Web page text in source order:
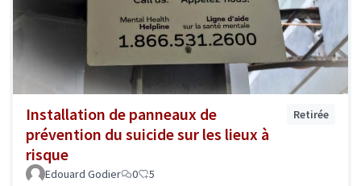
Installation de panneaux de
prévention du suicide sur les lieux à
risque
Retirée
Edouard Godier 0 5